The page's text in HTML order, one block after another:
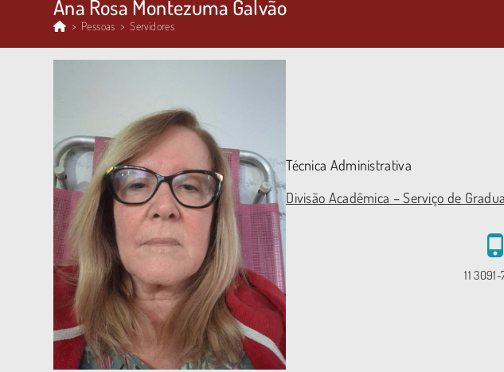
Ana Rosa Montezuma Galvão
> Pessoas > Servidores
Técnica Administrativa
Divisão Acadêmica – Serviço de
11